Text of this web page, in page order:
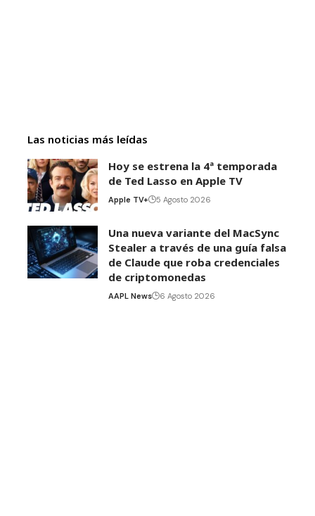
Las noticias más leídas
Hoy se estrena la 4ª temporada
de Ted Lasso en Apple TV
Apple TV+ 5 Agosto 2026
Una nueva variante del MacSync
Stealer a través de una guía falsa
de Claude que roba credenciales
de criptomonedas
AAPL News 6 Agosto 2026